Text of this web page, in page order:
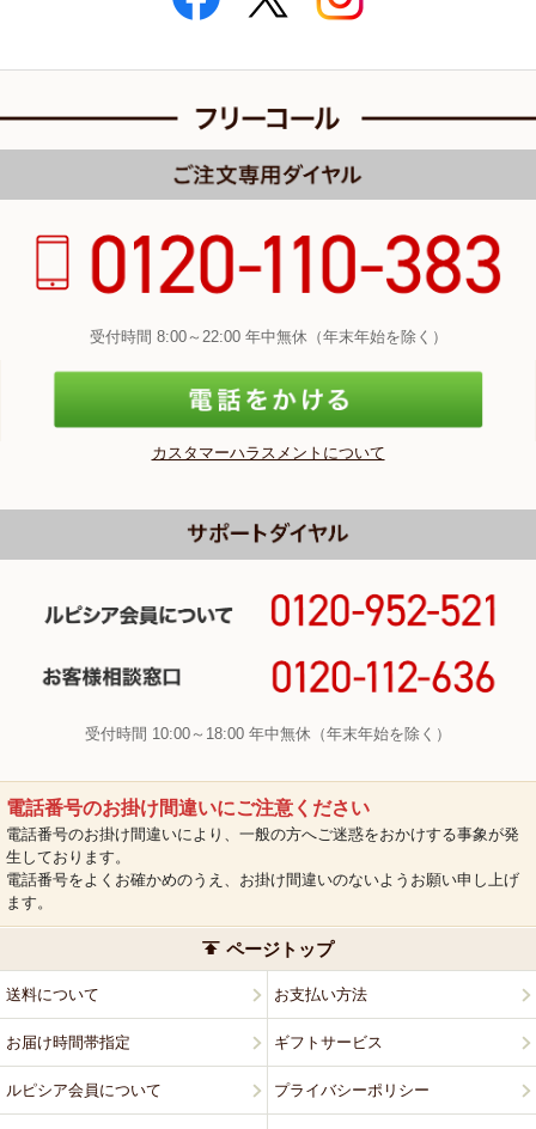
受付時間 8:00～22:00 年中無休（年末年始を除く）
カスタマーハラスメントについて
受付時間 10:00～18:00 年中無休（年末年始を除く）
電話番号のお掛け間違いにご注意ください
電話番号のお掛け間違いにより、一般の方へご迷惑をおかけする事象が発
生しております。
電話番号をよくお確かめのうえ、お掛け間違いのないようお願い申し上げ
ます。
ページトップ
送料について お支払い方法
お届け時間帯指定 ギフトサービス
ルピシア会員について プライバシーポリシー